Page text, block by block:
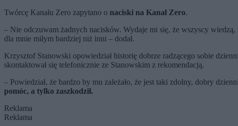
Twórcę Kanału Zero zapytano o naciski na Kanał Zero.
– Nie odczuwam żadnych nacisków. Wydaje mi się, że wszyscy wiedzą,
dla mnie miłym bardziej niż inni – dodał.
Krzysztof Stanowski opowiedział historię dobrze radzącego sobie
skontaktował się telefonicznie ze Stanowskim z rekomendacją.
– Powiedział, że bardzo by mu zależało, że jest taki zdolny, dobry
pomóc, a tylko zaszkodził.
Reklama
Reklama